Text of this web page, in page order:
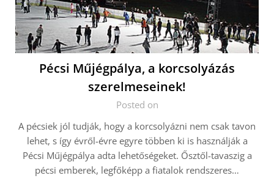
Pécsi Műjégpálya, a korcsolyázás
szerelmeseinek!
Posted on
A pécsiek jól tudják, hogy a korcsolyázni nem csak tavon
lehet, s így évről-évre egyre többen ki is használják a
Pécsi Műjégpálya adta lehetőségeket. Ősztől-tavaszig a
pécsi emberek, legfőképp a fiatalok rendszeres…